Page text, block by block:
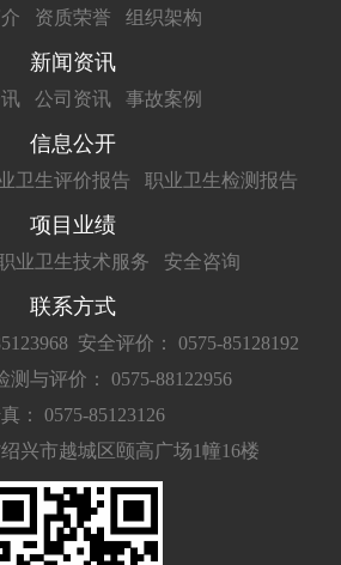
资质荣誉 组织架构
新闻资讯
公司资讯 事故案例
信息公开
卫生评价报告 职业卫生检测报告
项目业绩
业卫生技术服务 安全咨询
联系方式
安全评价： 0575-85128192
测与评价： 0575-88122956
： 0575-85123126
兴市越城区颐高广场1幢16楼